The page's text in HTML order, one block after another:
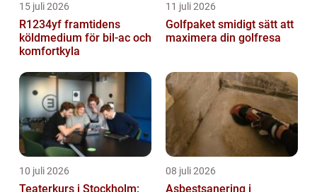
15 juli 2026
R1234yf framtidens
köldmedium för bil-ac och
komfortkyla
11 juli 2026
Golfpaket smidigt sätt att
maximera din golfresa
10 juli 2026
Teaterkurs i Stockholm:
08 juli 2026
Asbestsanering i